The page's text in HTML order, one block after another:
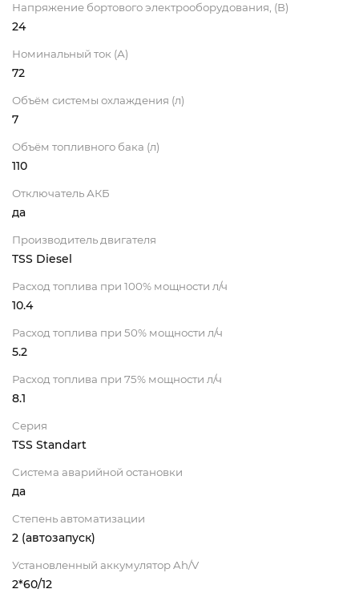
Напряжение бортового электрооборудования, (В)
24
Номинальный ток (А)
72
Объём системы охлаждения (л)
7
Объём топливного бака (л)
110
Отключатель АКБ
да
Производитель двигателя
TSS Diesel
Расход топлива при 100% мощности л/ч
10.4
Расход топлива при 50% мощности л/ч
5.2
Расход топлива при 75% мощности л/ч
8.1
Серия
TSS Standart
Система аварийной остановки
да
Степень автоматизации
2 (автозапуск)
Установленный аккумулятор Ah/V
2*60/12